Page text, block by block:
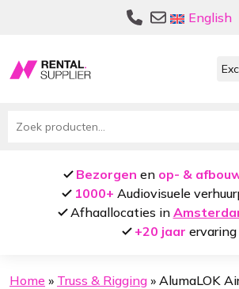
navigatie
inhoud
English
Zoeken
Bezorgen en op- &
1000+ Audiovisuele
Afhaallocaties in
+20 jaar ervaring
Home » Truss & Rigging » AlumaLOK